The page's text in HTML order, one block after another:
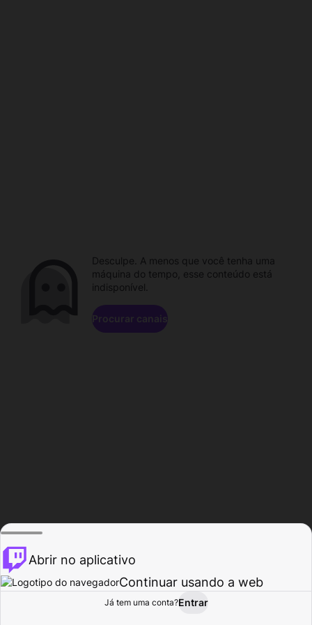
Procurar Atividade
Desculpe. A menos que você tenha uma
máquina do tempo, esse conteúdo está
indisponível.
Procurar canais
Abrir no aplicativo
Continuar usando a web
Já tem uma conta?Entrar